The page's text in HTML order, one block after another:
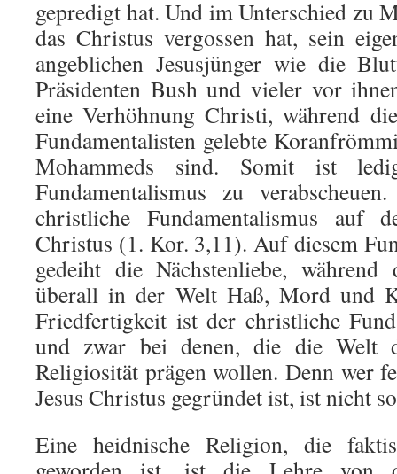
gepredigt hat. Und im Unterschied zu
das Christus vergossen hat, sein
angeblichen Jesusjünger wie die
Präsidenten Bush und vieler vor
eine Verhöhnung Christi, während
Fundamentalisten gelebte
Mohammeds sind. Somit ist
Fundamentalismus zu
christliche Fundamentalismus auf
Christus (1. Kor. 3,11). Auf diesem
gedeiht die Nächstenliebe,
überall in der Welt Haß, Mord und
Friedfertigkeit ist der christliche
und zwar bei denen, die die Welt
Religiosität prägen wollen. Denn wer
Jesus Christus gegründet ist, ist nicht
Eine heidnische Religion, die